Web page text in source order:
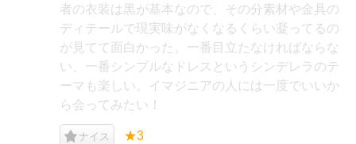
者の衣装は黒が基本なので、その分素材や金具の
ディテールで現実味がなくなるくらい凝ってるの
が見てて面白かった。一番目立たなければならな
い、一番シンプルなドレスというシンデレラのテ
ーマも楽しい。イマジニアの人には一度でいいか
ら会ってみたい！
ナイス ★3